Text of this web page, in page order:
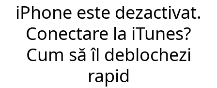
iPhone este dezactivat.
Conectare la iTunes?
Cum să îl deblochezi
rapid